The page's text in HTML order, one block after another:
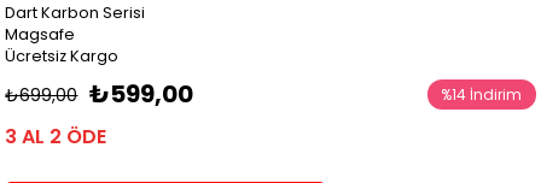
Dart Karbon Serisi
Magsafe
Ücretsiz Kargo
₺699,00 ₺599,00 %14 İndirim
3 AL 2 ÖDE